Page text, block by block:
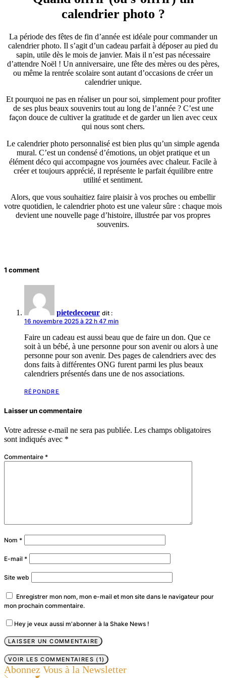
calendrier photo ?
La période des fêtes de fin d’année est idéale pour commander un
calendrier photo. Il s’agit d’un cadeau parfait à déposer au pied du
sapin, utile dès le mois de janvier. Mais il n’est pas nécessaire
d’attendre Noël ! Un anniversaire, une fête des mères ou des pères,
ou même la rentrée scolaire sont autant d’occasions de créer un
calendrier unique.
Et pourquoi ne pas en réaliser un pour soi, simplement pour profiter
de ses plus beaux souvenirs tout au long de l’année ? C’est une
façon douce de cultiver la gratitude et de garder un lien avec ceux
qui nous sont chers.
Le calendrier photo personnalisé est bien plus qu’un simple agenda
mural. C’est un condensé d’émotions, un objet pratique et un
élément déco qui accompagne vos journées avec chaleur. Facile à
créer et toujours apprécié, il représente le parfait équilibre entre
utilité et sentiment.
Alors, que vous souhaitiez faire plaisir à vos proches ou embellir
votre quotidien, le calendrier photo est une valeur sûre : chaque mois
devient une nouvelle page d’histoire, illustrée par vos propres
souvenirs.
1 comment
pietedecoeur dit :
16 novembre 2025 à 22 h 47 min
Faire un cadeau est aussi beau que de faire un don. Que ce
soit à un bébé, à une personne pour son avenir ou alors à une
personne pour son avenir. Des pages de calendriers avec des
dons faits à différentes ONG furent parmi les plus beaux
calendriers présentés dans une de nos associations.
RÉPONDRE
Laisser un commentaire
Votre adresse e-mail ne sera pas publiée. Les champs obligatoires
sont indiqués avec *
Commentaire *
Nom *
E-mail *
Site web
Enregistrer mon nom, mon e-mail et mon site dans le navigateur pour
mon prochain commentaire.
Hey je veux aussi m'abonner à la Shake News !
VOIR LES COMMENTAIRES (1)
Abonnez Vous à la Newsletter